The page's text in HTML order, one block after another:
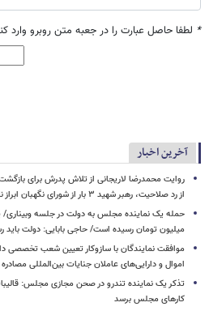
* لطفا حاصل عبارت را در جعبه متن روبرو وارد
آخرین اخبار
روایت محمدرضا لاریجانی از تلاش پدرش برای
از رد صلاحیت، رهبر شهید ۳ بار از شورای نگهبان ابراز نارضایتی کردند
میلیون تومان رسیده است/ حاجی بابایی: دولت باید
موافقت نمایندگان با سازوکار تعیین شعب تخصصی
اموال و دارایی‌های عاملان جنایات بین‌المللی
تذکر یک نماینده تندرو در صحن مجازی مجلس:
کارهای مجلس برسد